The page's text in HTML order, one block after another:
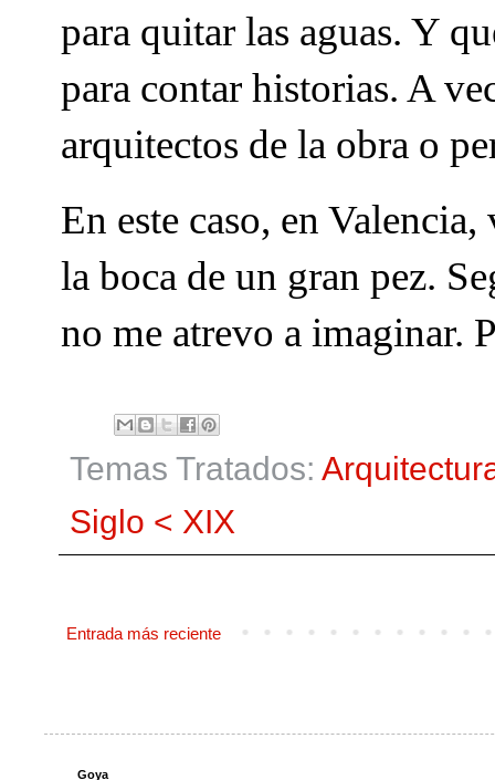
para quitar las aguas. Y
para contar historias. A
arquitectos de la obra o
En este caso, en
la boca de un gran pez.
no me atrevo a imaginar.
Temas Tratados:
Siglo < XIX
Entrada más reciente
Goya